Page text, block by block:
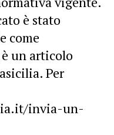
è stato
come
un articolo
Per
invia-un-